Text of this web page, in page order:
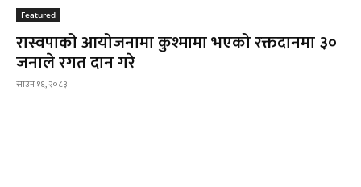
Featured
रास्वपाको आयोजनामा कुश्मामा भएको रक्तदानमा ३०
जनाले रगत दान गरे
साउन १६, २०८३